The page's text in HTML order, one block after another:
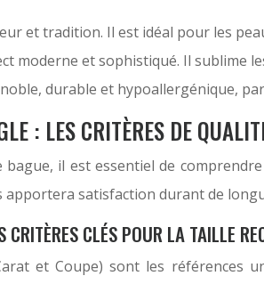
et tradition. Il est idéal pour les
moderne et sophistiqué. Il sublime
durable et hypoallergénique,
: LES CRITÈRES DE
il est essentiel de
apportera satisfaction durant de
CRITÈRES CLÉS POUR LA TAILLE
et Coupe) sont les